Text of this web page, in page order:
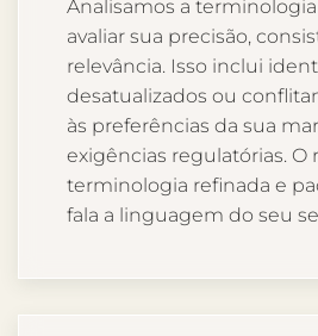
Analisamos a
avaliar sua precisão,
relevância. Isso inclui
desatualizados ou
às preferências da sua
exigências regulatórias. O
terminologia refinada e
fala a linguagem do seu